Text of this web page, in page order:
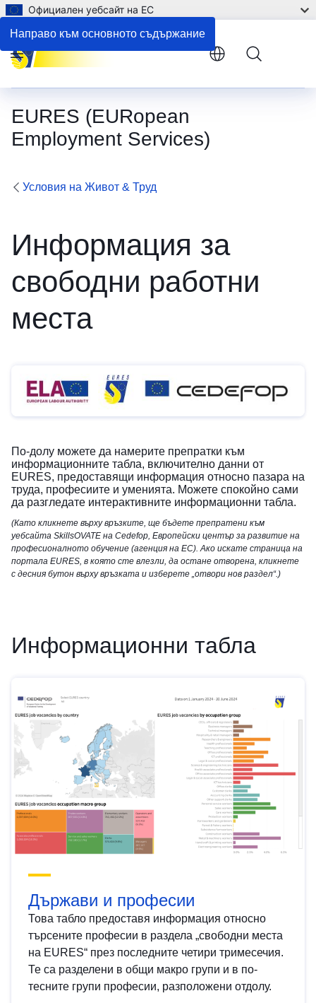
Направо към основното съдържание
Официален уебсайт на ЕС
EURES (EURopean
Employment Services)
Menu
Условия на Живот & Труд
Информация за
свободни работни
места
Сътрудничество между ЕОТ и Cedefop
По-долу можете да намерите препратки към
информационните табла, включително данни от
EURES, предоставящи информация относно пазара на
труда, професиите и уменията. Можете спокойно сами
да разгледате интерактивните информационни табла.
(Като кликнете върху връзките, ще бъдете препратени към
уебсайта SkillsOVATE на Cedefop, Европейски център за развитие на
професионалното обучение (агенция на ЕС). Ако искате страница на
портала EURES, в която сте влезли, да остане отворена, кликнете
с десния бутон върху връзката и изберете „отвори нов раздел“.)
Информационни табла
Държави и професии
Това табло предоставя информация относно
търсените професии в раздела „свободни места
на EURES“ през последните четири тримесечия.
Те са разделени в общи макро групи и в по-
тесните групи професии, разположени отдолу.